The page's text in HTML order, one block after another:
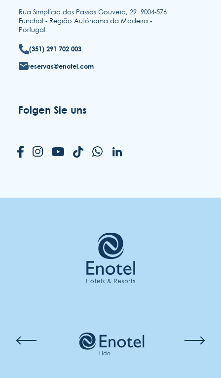
Rua Simplício dos Passos Gouveia, 29. 9004-576
Funchal - Região Autónoma da Madeira -
Portugal
(351) 291 702 003
reservas@enotel.com
Folgen Sie uns